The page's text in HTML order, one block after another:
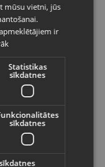
uz
izvēlētajā
mūsu vietni, jūs
ir
Statistikas
sīkdatnes
sīkdatnes